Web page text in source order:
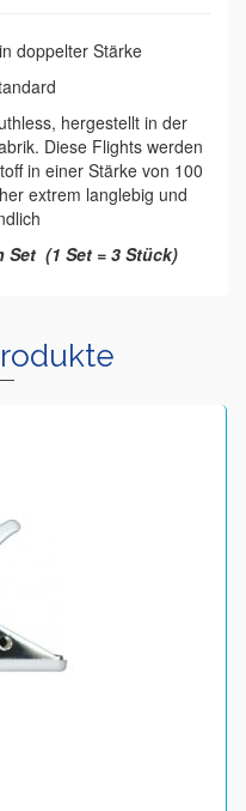
doppelter Stärke
hergestellt in der
Diese Flights werden
in einer Stärke von 100
extrem langlebig und
Set (1 Set = 3 Stück)